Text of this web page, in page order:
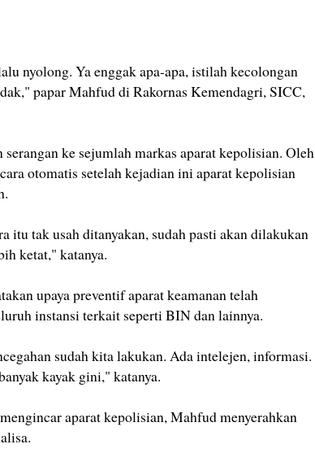
nyolong. Ya enggak apa-apa, istilah kecolongan
papar Mahfud di Rakornas Kemendagri, SICC,
ke sejumlah markas aparat kepolisian. Oleh
otomatis setelah kejadian ini aparat kepolisian
itu tak usah ditanyakan, sudah pasti akan dilakukan
ketat," katanya.
upaya preventif aparat keamanan telah
instansi terkait seperti BIN dan lainnya.
sudah kita lakukan. Ada intelejen, informasi.
kayak gini," katanya.
aparat kepolisian, Mahfud menyerahkan